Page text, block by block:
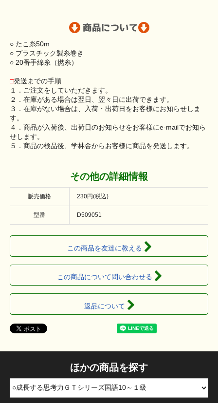
○ たこ糸50m
○ プラスチック製糸巻き
○ 20番手綿糸（撚糸）
□発送までの手順
１．ご注文をしていただきます。
２．在庫がある場合は翌日、翌々日に出荷できます。
３．在庫がない場合は、入荷・出荷日をお客様にお知らせしま
す。
４．商品が入荷後、出荷日のお知らせをお客様にe-mailでお知ら
せします。
５．商品の検品後、学林舎からお客様に商品を発送します。
その他の詳細情報
販売価格 230円(税込)
型番 D509051
この商品を友達に教える
この商品について問い合わせる
返品について
ほかの商品を探す